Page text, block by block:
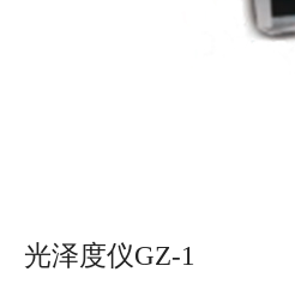
光泽度仪GZ-1